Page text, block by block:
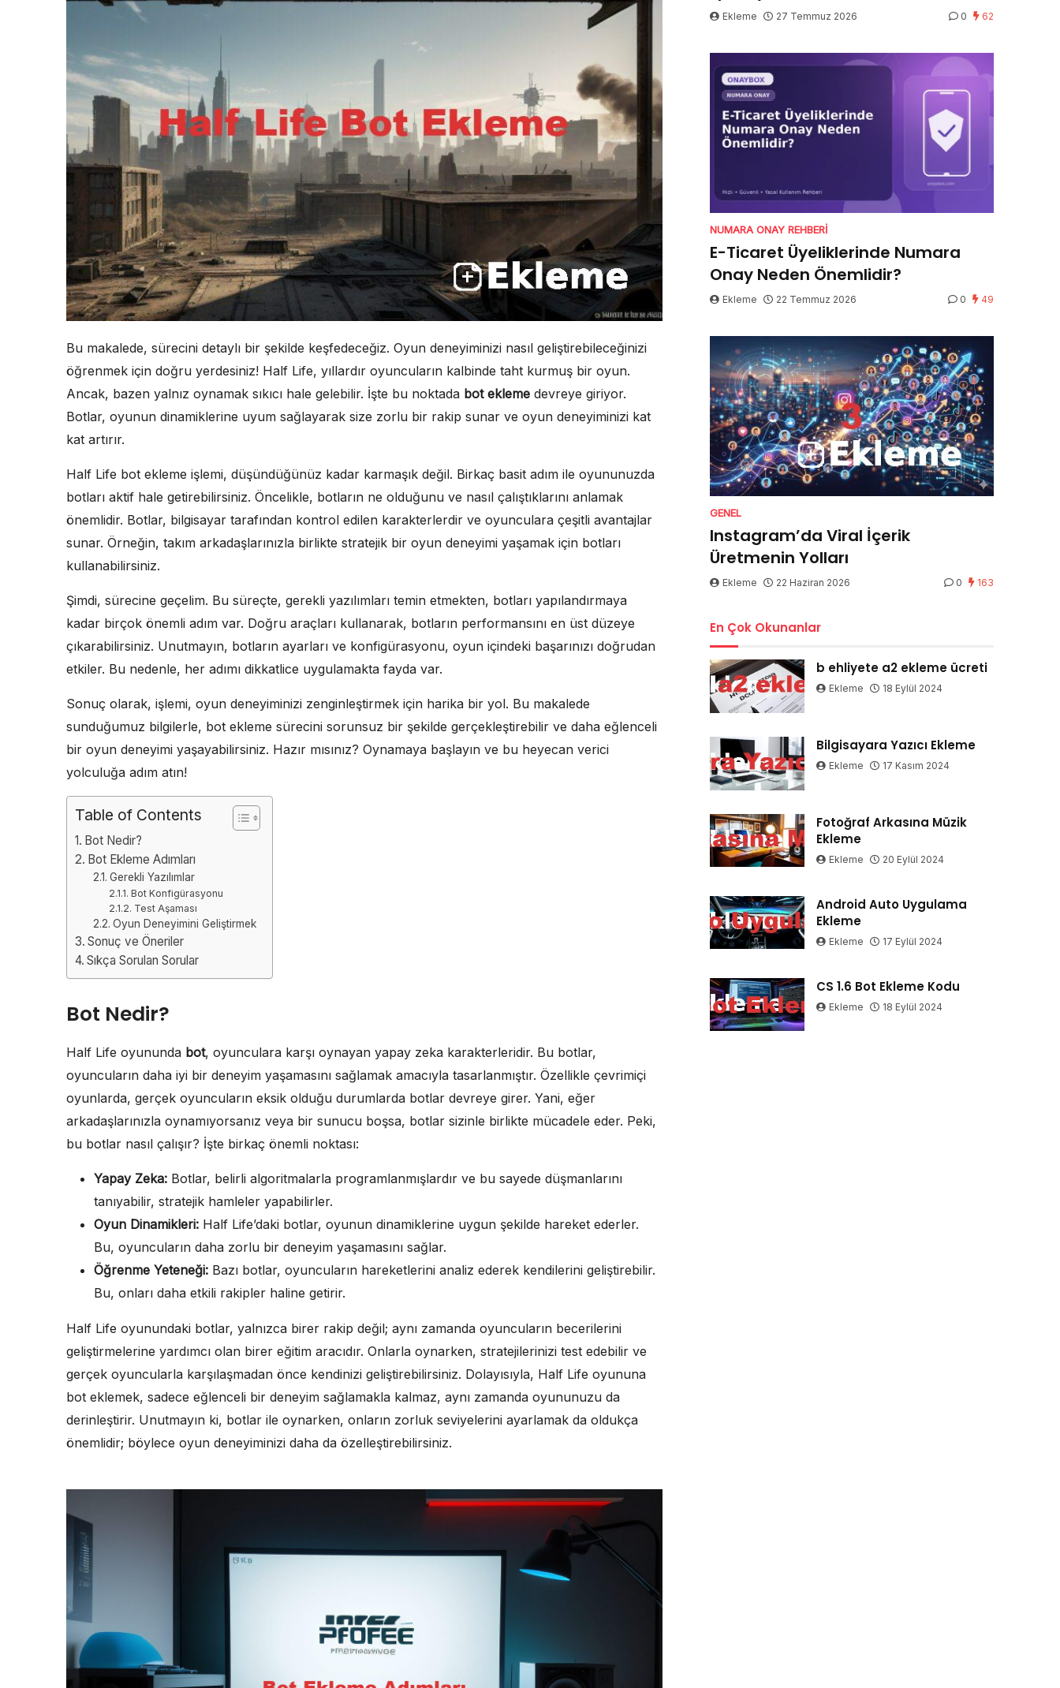
Bu makalede, sürecini detaylı bir şekilde keşfedeceğiz. Oyun deneyiminizi nasıl geliştirebileceğinizi
öğrenmek için doğru yerdesiniz! Half Life, yıllardır oyuncuların kalbinde taht kurmuş bir oyun.
Ancak, bazen yalnız oynamak sıkıcı hale gelebilir. İşte bu noktada bot ekleme devreye giriyor.
Botlar, oyunun dinamiklerine uyum sağlayarak size zorlu bir rakip sunar ve oyun deneyiminizi kat
kat artırır.
Half Life bot ekleme işlemi, düşündüğünüz kadar karmaşık değil. Birkaç basit adım ile oyununuzda
botları aktif hale getirebilirsiniz. Öncelikle, botların ne olduğunu ve nasıl çalıştıklarını anlamak
önemlidir. Botlar, bilgisayar tarafından kontrol edilen karakterlerdir ve oyunculara çeşitli avantajlar
sunar. Örneğin, takım arkadaşlarınızla birlikte stratejik bir oyun deneyimi yaşamak için botları
kullanabilirsiniz.
Şimdi, sürecine geçelim. Bu süreçte, gerekli yazılımları temin etmekten, botları yapılandırmaya
kadar birçok önemli adım var. Doğru araçları kullanarak, botların performansını en üst düzeye
çıkarabilirsiniz. Unutmayın, botların ayarları ve konfigürasyonu, oyun içindeki başarınızı doğrudan
etkiler. Bu nedenle, her adımı dikkatlice uygulamakta fayda var.
Sonuç olarak, işlemi, oyun deneyiminizi zenginleştirmek için harika bir yol. Bu makalede
sunduğumuz bilgilerle, bot ekleme sürecini sorunsuz bir şekilde gerçekleştirebilir ve daha eğlenceli
bir oyun deneyimi yaşayabilirsiniz. Hazır mısınız? Oynamaya başlayın ve bu heyecan verici
yolculuğa adım atın!
Table of Contents
Bot Nedir?
Bot Ekleme Adımları
Gerekli Yazılımlar
Bot Konfigürasyonu
Test Aşaması
Oyun Deneyimini Geliştirmek
Sonuç ve Öneriler
Sıkça Sorulan Sorular
Bot Nedir?
Half Life oyununda bot, oyunculara karşı oynayan yapay zeka karakterleridir. Bu botlar,
oyuncuların daha iyi bir deneyim yaşamasını sağlamak amacıyla tasarlanmıştır. Özellikle çevrimiçi
oyunlarda, gerçek oyuncuların eksik olduğu durumlarda botlar devreye girer. Yani, eğer
arkadaşlarınızla oynamıyorsanız veya bir sunucu boşsa, botlar sizinle birlikte mücadele eder. Peki,
bu botlar nasıl çalışır? İşte birkaç önemli noktası:
Yapay Zeka: Botlar, belirli algoritmalarla programlanmışlardır ve bu sayede düşmanlarını
tanıyabilir, stratejik hamleler yapabilirler.
Oyun Dinamikleri: Half Life’daki botlar, oyunun dinamiklerine uygun şekilde hareket ederler.
Bu, oyuncuların daha zorlu bir deneyim yaşamasını sağlar.
Öğrenme Yeteneği: Bazı botlar, oyuncuların hareketlerini analiz ederek kendilerini geliştirebilir.
Bu, onları daha etkili rakipler haline getirir.
Half Life oyunundaki botlar, yalnızca birer rakip değil; aynı zamanda oyuncuların becerilerini
geliştirmelerine yardımcı olan birer eğitim aracıdır. Onlarla oynarken, stratejilerinizi test edebilir ve
gerçek oyuncularla karşılaşmadan önce kendinizi geliştirebilirsiniz. Dolayısıyla, Half Life oyununa
bot eklemek, sadece eğlenceli bir deneyim sağlamakla kalmaz, aynı zamanda oyununuzu da
derinleştirir. Unutmayın ki, botlar ile oynarken, onların zorluk seviyelerini ayarlamak da oldukça
önemlidir; böylece oyun deneyiminizi daha da özelleştirebilirsiniz.
Ekleme 27 Temmuz 2026 0 62
NUMARA ONAY REHBERI
E-Ticaret Üyeliklerinde Numara
Onay Neden Önemlidir?
Ekleme 22 Temmuz 2026 0 49
GENEL
Instagram’da Viral İçerik
Üretmenin Yolları
Ekleme 22 Haziran 2026 0 163
En Çok Okunanlar
b ehliyete a2 ekleme ücreti
Ekleme 18 Eylül 2024
Bilgisayara Yazıcı Ekleme
Ekleme 17 Kasım 2024
Fotoğraf Arkasına Müzik
Ekleme
Ekleme 20 Eylül 2024
Android Auto Uygulama
Ekleme
Ekleme 17 Eylül 2024
CS 1.6 Bot Ekleme Kodu
Ekleme 18 Eylül 2024